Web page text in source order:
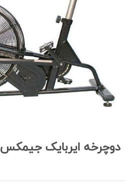
دوچرخه ایربایک جیمکس GYMAX K500